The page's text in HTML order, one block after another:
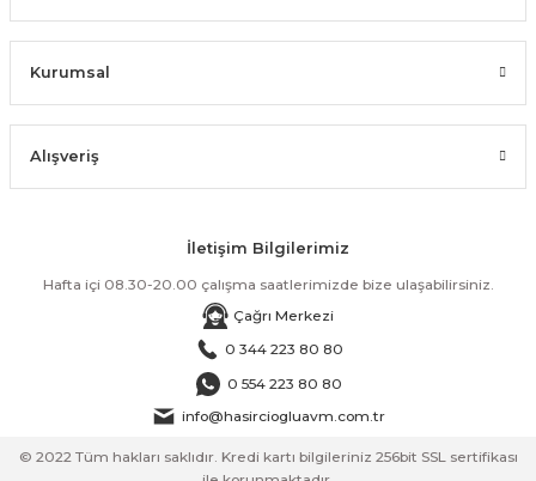
Kurumsal
Alışveriş
İletişim Bilgilerimiz
Hafta içi 08.30-20.00 çalışma saatlerimizde bize ulaşabilirsiniz.
Çağrı Merkezi
0 344 223 80 80
0 554 223 80 80
info@hasirciogluavm.com.tr
© 2022 Tüm hakları saklıdır. Kredi kartı bilgileriniz 256bit SSL sertifikası